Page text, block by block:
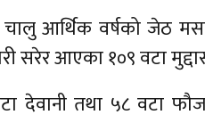
आर्थिक वर्षको जेठ
सरेर आएका १०९ वटा
देवानी तथा ५८ वटा